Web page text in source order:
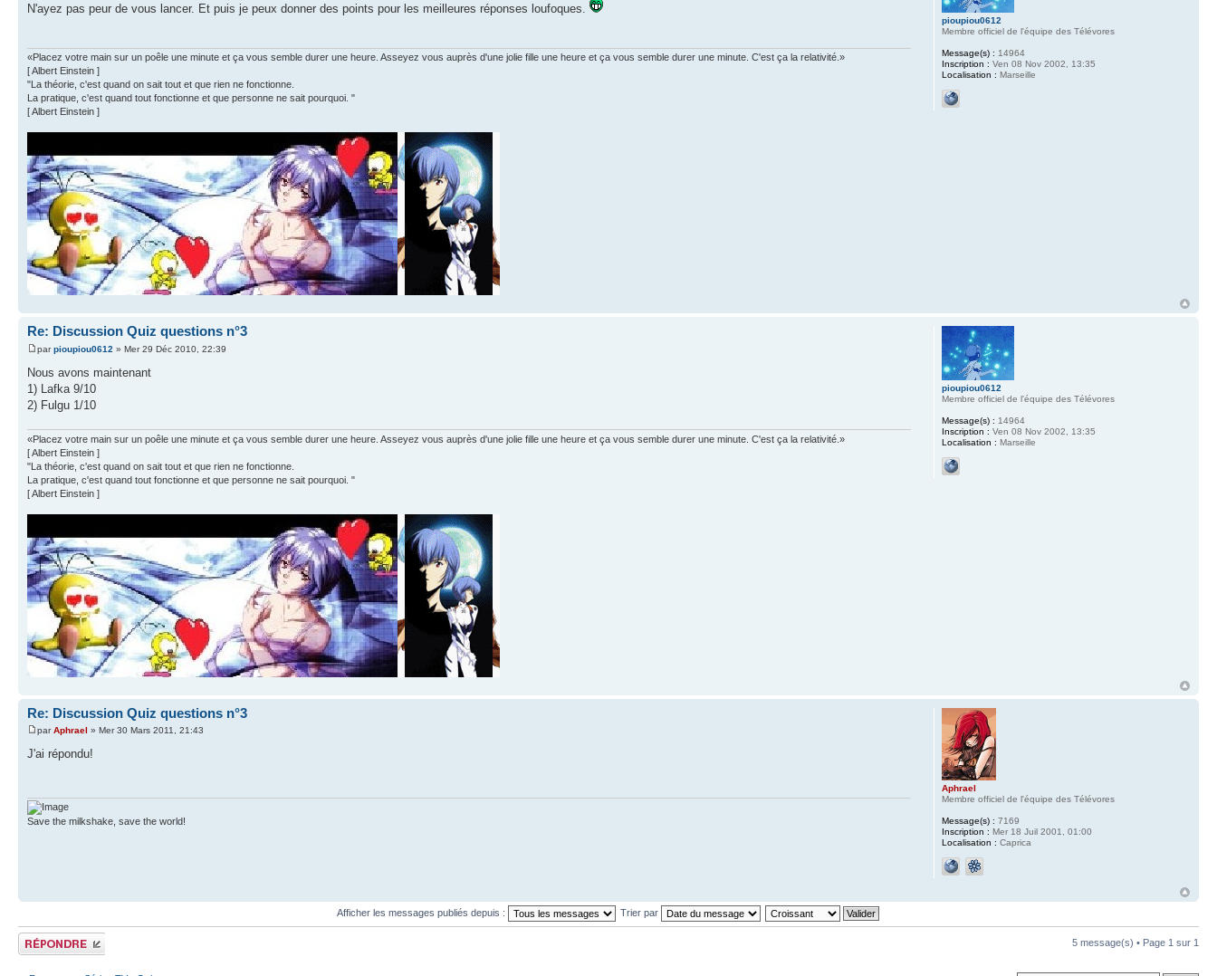
N'ayez pas peur de vous lancer. Et puis je peux donner des points pour les meilleures réponses loufoques.
«Placez votre main sur un poêle une minute et ça vous semble durer une heure. Asseyez vous auprès d'une jolie fille une heure et ça vous semble durer une minute. C'est ça la relativité.»
[ Albert Einstein ]
"La théorie, c'est quand on sait tout et que rien ne fonctionne.
La pratique, c'est quand tout fonctionne et que personne ne sait pourquoi. "
[ Albert Einstein ]
pioupiou0612
Membre officiel de l'équipe des Télévores
Message(s) : 14964
Inscription : Ven 08 Nov 2002, 13:35
Localisation : Marseille
Re: Discussion Quiz questions n°3
parpioupiou0612 » Mer 29 Déc 2010, 22:39
Nous avons maintenant
1) Lafka 9/10
2) Fulgu 1/10
«Placez votre main sur un poêle une minute et ça vous semble durer une heure. Asseyez vous auprès d'une jolie fille une heure et ça vous semble durer une minute. C'est ça la relativité.»
[ Albert Einstein ]
"La théorie, c'est quand on sait tout et que rien ne fonctionne.
La pratique, c'est quand tout fonctionne et que personne ne sait pourquoi. "
[ Albert Einstein ]
pioupiou0612
Membre officiel de l'équipe des Télévores
Message(s) : 14964
Inscription : Ven 08 Nov 2002, 13:35
Localisation : Marseille
Re: Discussion Quiz questions n°3
parAphrael » Mer 30 Mars 2011, 21:43
J'ai répondu!
Save the milkshake, save the world!
Aphrael
Membre officiel de l'équipe des Télévores
Message(s) : 7169
Inscription : Mer 18 Juil 2001, 01:00
Localisation : Caprica
Afficher les messages publiés depuis : Trier par
Publier une
réponse
5 message(s) • Page 1 sur 1